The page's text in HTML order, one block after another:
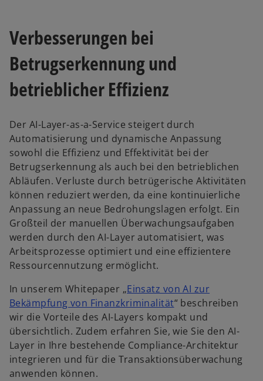
Verbesserungen bei
Betrugserkennung und
betrieblicher Effizienz
Der AI-Layer-as-a-Service steigert durch
Automatisierung und dynamische Anpassung
sowohl die Effizienz und Effektivität bei der
Betrugserkennung als auch bei den betrieblichen
Abläufen. Verluste durch betrügerische Aktivitäten
können reduziert werden, da eine kontinuierliche
Anpassung an neue Bedrohungslagen erfolgt. Ein
Großteil der manuellen Überwachungsaufgaben
werden durch den AI-Layer automatisiert, was
Arbeitsprozesse optimiert und eine effizientere
Ressourcennutzung ermöglicht.
In unserem Whitepaper „Einsatz von AI zur
Bekämpfung von Finanzkriminalitäto
p
e
n
s
“ beschreiben
wir die Vorteile des AI-Layers kompakt und
übersichtlich. Zudem erfahren Sie, wie Sie den AI-
Layer in Ihre bestehende Compliance-Architektur
integrieren und für die Transaktionsüberwachung
anwenden können.
n